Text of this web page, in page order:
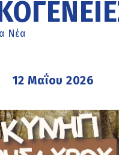
Νέα
12 Μαΐου 2026